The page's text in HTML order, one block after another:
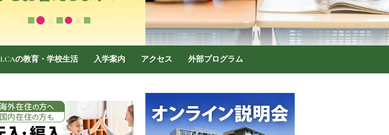
LCAの教育・学校生活 入学案内 アクセス 外部プログラム